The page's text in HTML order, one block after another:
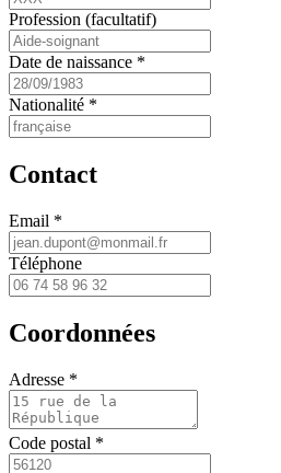
Profession (facultatif)
Date de naissance *
Nationalité *
Contact
Email *
Téléphone
Coordonnées
Adresse *
Code postal *